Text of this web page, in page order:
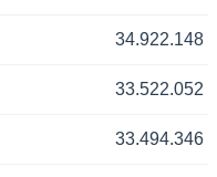
34.922.148
33.522.052
33.494.346